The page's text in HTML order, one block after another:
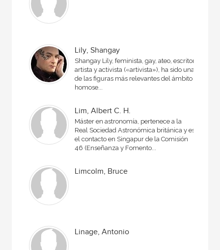
Lily, Shangay
Shangay Lily, feminista, gay, ateo, escritor,
artista y activista («artivista»), ha sido una
de las figuras más relevantes del ámbito
homose...
Lim, Albert C. H.
Máster en astronomía, pertenece a la
Real Sociedad Astronómica británica y es
el contacto en Singapur de la Comisión
46 (Enseñanza y Fomento...
Limcolm, Bruce
Linage, Antonio